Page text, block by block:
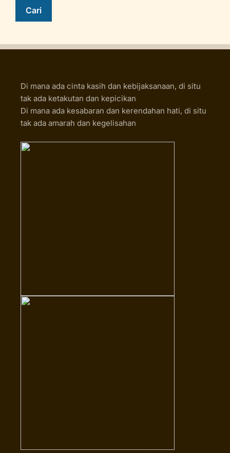
Di mana ada cinta kasih dan kebijaksanaan, di situ
tak ada ketakutan dan kepicikan
Di mana ada kesabaran dan kerendahan hati, di situ
tak ada amarah dan kegelisahan